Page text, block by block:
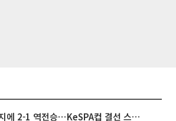
한화생명, 젠지에 2-1 역전승⋯KeSPA컵 결선 스테이지 2 직행